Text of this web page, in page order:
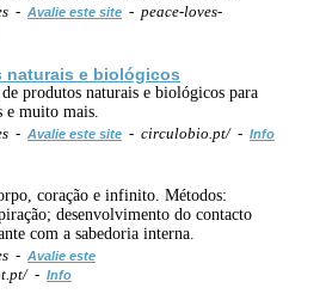
- Avalie este site - peace-loves-
naturais e biológicos
produtos naturais e biológicos para
e muito mais.
- Avalie este site - circulobio.pt/ - Info
coração e infinito. Métodos:
desenvolvimento do contacto
com a sabedoria interna.
- Avalie este
- Info